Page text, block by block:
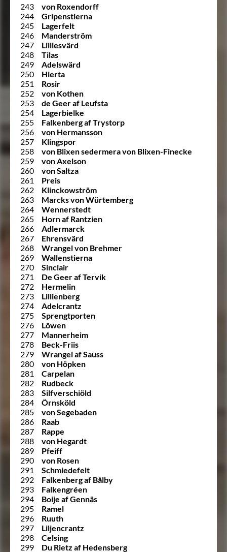
243
von Roxendorff
244
Gripenstierna
245
Lagerfelt
246
Manderström
247
Lilliesvärd
248
Tilas
249
Adelswärd
250
Hierta
251
Rosir
252
von Kothen
253
de Geer af Leufsta
254
Lagerbielke
255
Falkenberg af Trystorp
256
von Hermansson
257
Klingspor
258
von Blixen sedermera von Blixen-Finecke
259
von Axelson
260
von Saltza
261
Preis
262
Klinckowström
263
Marcks von Würtemberg
264
Wennerstedt
265
Horn af Rantzien
266
Adlermarck
267
Ehrensvärd
268
Wrangel von Brehmer
269
Wallenstierna
270
Sinclair
271
De Geer af Tervik
272
Hermelin
273
Lillienberg
274
Adelcrantz
275
Sprengtporten
276
Löwen
277
Mannerheim
278
Beck-Friis
279
Wrangel af Sauss
280
von Höpken
281
Carpelan
282
Rudbeck
283
Silfverschiöld
284
Örnsköld
285
von Segebaden
286
Raab
287
Rappe
288
von Hegardt
289
Pfeiff
290
von Rosen
291
Schmiedefelt
292
Falkenberg af Bålby
293
Falkengréen
294
Boije af Gennäs
295
Ramel
296
Ruuth
297
Liljencrantz
298
Celsing
299
Du Rietz af Hedensberg